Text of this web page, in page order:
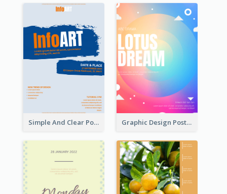
Simple And Clear Poster Design For InfoART Graphic Design Poster In Rainbow Colours